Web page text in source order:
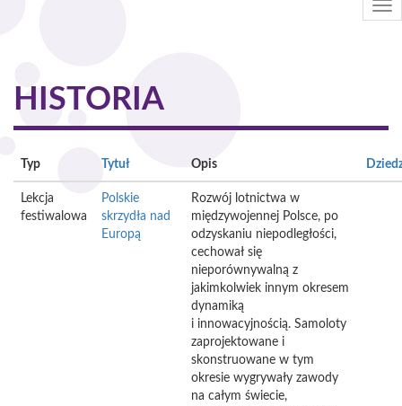
HISTORIA
Typ Tytuł Opis
Lekcja
festiwalowa
Polskie
skrzydła nad
Europą
Rozwój lotnictwa w
międzywojennej Polsce, po
odzyskaniu niepodległości,
cechował się
nieporównywalną z
jakimkolwiek innym okresem
dynamiką
i innowacyjnością. Samoloty
zaprojektowane i
skonstruowane w tym
okresie wygrywały zawody
na całym świecie,